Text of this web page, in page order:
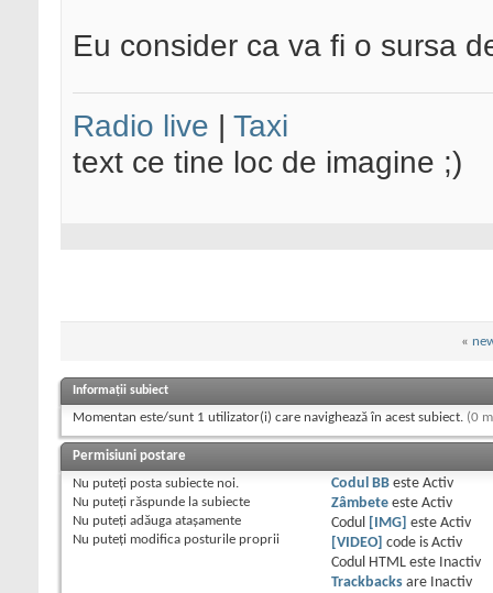
Eu consider ca va fi o sursa
Radio live | Taxi
text ce tine loc de imagine ;)
«
Informații subiect
Momentan este/sunt 1 utilizator(i) care navighează în acest subiect. (0
Permisiuni postare
Nu puteţi posta subiecte noi.
Nu puteţi răspunde la subiecte
Nu puteţi adăuga ataşamente
Nu puteţi modifica posturile proprii
Codul BBeste Activ
Zâmbeteeste Activ
Codul
[IMG] este Activ
[VIDEO] code is Activ
Codul HTML este
Inactiv
Trackbacksare
Inactiv